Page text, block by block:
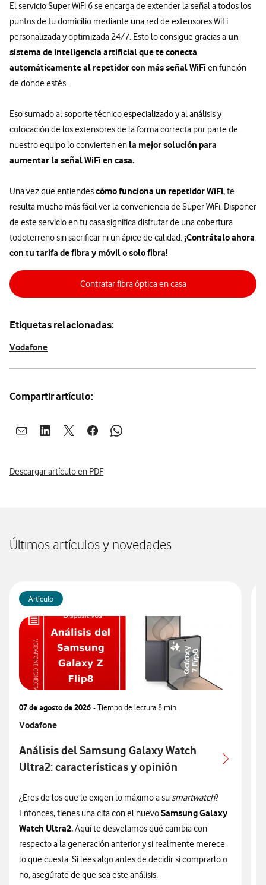
El servicio Super WiFi 6 se encarga de extender la señal a todos los
puntos de tu domicilio mediante una red de extensores WiFi
personalizada y optimizada 24/7. Esto lo consigue gracias a un
sistema de inteligencia artificial que te conecta
automáticamente al repetidor con más señal WiFi en función
de donde estés.
Eso sumado al soporte técnico especializado y al análisis y
colocación de los extensores de la forma correcta por parte de
nuestro equipo lo convierten en la mejor solución para
aumentar la señal WiFi en casa.
Una vez que entiendescómo funciona un repetidor WiFi,te
resulta mucho más fácil ver la conveniencia de Super WiFi. Disponer
de este servicio en tu casa significa disfrutar de una cobertura
todoterreno sin sacrificar ni un ápice de calidad.¡Contrátalo ahora
con tu tarifa de fibra y móvil o solo fibra!
Contratar fibra óptica en casa
Etiquetas relacionadas:
Vodafone
Compartir artículo:
Abrir ventana para compartir en mail
Abrir ventana para compartir en linkedin
Abrir ventana para compartir en twitter
Abrir ventana para compartir en facebook
Abrir ventana para compartir en
Descargar artículo en PDF
Últimos artículos y novedades
Artículo
07 de agosto de 2026 - Tiempo de lectura8 min
Ver más articulos relacionados con
Vodafone
Análisis del Samsung Galaxy Watch
Ultra2: características y opinión
¿Eres de los que le exigen lo máximo a su smartwatch?
Entonces, tienes una cita con el nuevoSamsung Galaxy
Watch Ultra2.Aquí te desvelamos qué cambia con
respecto a la generación anterior y si realmente merece
lo que cuesta. Si lees algo antes de decidir si comprarlo o
no, asegúrate de que sea este análisis.